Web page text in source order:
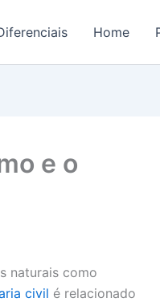
Home
e o
naturais como
civil é relacionado